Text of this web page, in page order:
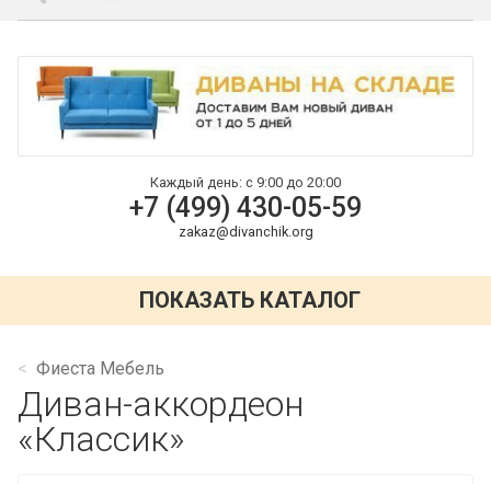
Оплата и доставка
Контакты
Каждый день: с 9:00 до 20:00
+7 (499) 430-05-59
zakaz@divanchik.org
ПОКАЗАТЬ КАТАЛОГ
Фиеста Мебель
Диван-аккордеон
«Классик»